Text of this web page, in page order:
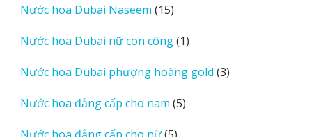
Nước hoa Dubai Naseem 1515
phẩm
Nước hoa Dubai nữ con công 11
phẩm
Nước hoa Dubai phượng hoàng gold 33
Nước hoa đẳng cấp cho nam 55
5